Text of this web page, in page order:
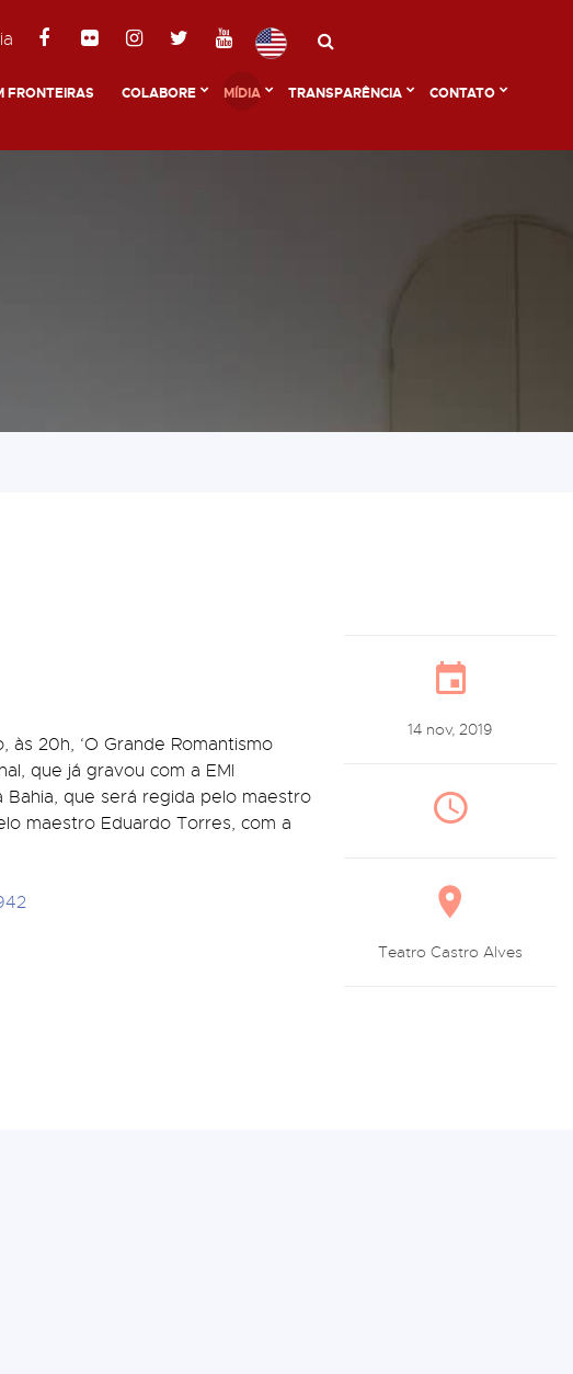
FRONTEIRAS COLABORE MÍDIA TRANSPARÊNCIA CONTATO
20h, ‘O Grande Romantismo
que já gravou com a EMI
Bahia, que será regida pelo maestro
maestro Eduardo Torres, com a
14 nov, 2019
Teatro Castro Alves